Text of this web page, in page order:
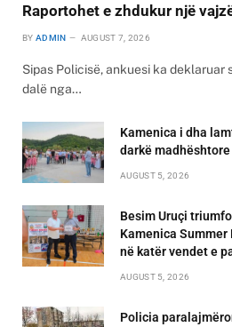
Raportohet e zhdukur një
BY ADMIN AUGUST 7, 2026
Sipas Policisë, ankuesi ka deklaruar
dalë nga…
Kamenica i dha
darkë madhështore
AUGUST 5, 2026
Besim Uruçi
Kamenica Summer
në katër vendet e
AUGUST 5, 2026
Policia